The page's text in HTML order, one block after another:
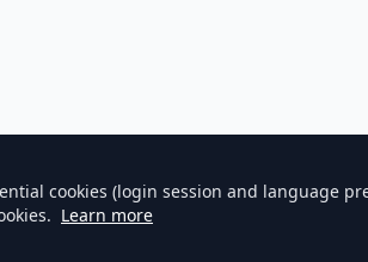
cookies (login session and language
Learn more